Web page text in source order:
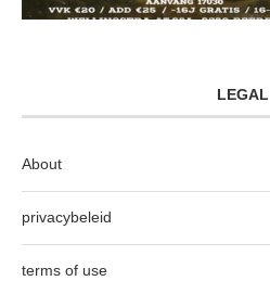
LEGAL
About
privacybeleid
terms of use